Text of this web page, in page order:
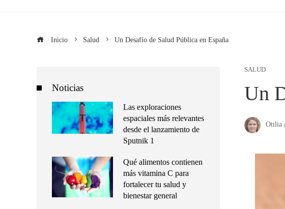
Inicio Salud Un Desafío de Salud Pública en España
SALUD
Un
Otilia
Noticias
Las exploraciones
espaciales más relevantes
desde el lanzamiento de
Sputnik 1
Qué alimentos contienen
más vitamina C para
fortalecer tu salud y
bienestar general